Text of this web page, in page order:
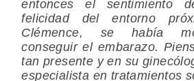
entonces el sentimiento
felicidad del entorno
Clémence, se había
conseguir el embarazo.
tan presente y en su
especialista en tratamientos